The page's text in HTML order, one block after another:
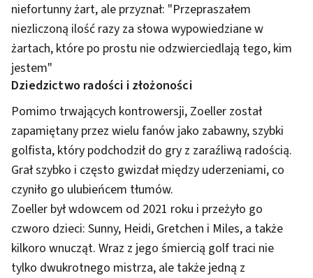
niefortunny żart, ale przyznał: "Przepraszałem
niezliczoną ilość razy za słowa wypowiedziane w
żartach, które po prostu nie odzwierciedlają tego, kim
jestem"
Dziedzictwo radości i złożoności
Pomimo trwających kontrowersji, Zoeller został
zapamiętany przez wielu fanów jako zabawny, szybki
golfista, który podchodził do gry z zaraźliwą radością.
Grał szybko i często gwizdał między uderzeniami, co
czyniło go ulubieńcem tłumów.
Zoeller był wdowcem od 2021 roku i przeżyło go
czworo dzieci: Sunny, Heidi, Gretchen i Miles, a także
kilkoro wnucząt. Wraz z jego śmiercią golf traci nie
tylko dwukrotnego mistrza, ale także jedną z